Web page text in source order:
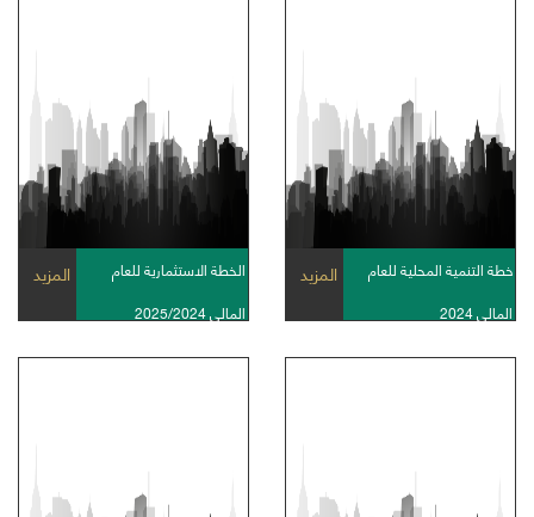
خطة التنمية المحلية للعام
المالى 2024
المزيد
الخطة الاستثمارية للعام
المالى 2025/2024
المزيد